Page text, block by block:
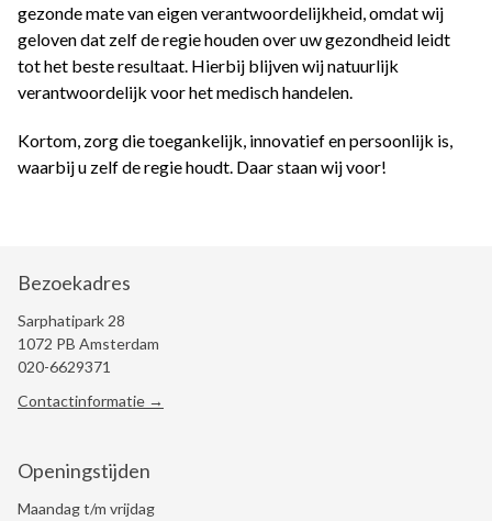
gezonde mate van eigen verantwoordelijkheid, omdat wij
geloven dat zelf de regie houden over uw gezondheid leidt
tot het beste resultaat. Hierbij blijven wij natuurlijk
verantwoordelijk voor het medisch handelen.
Kortom, zorg die toegankelijk, innovatief en persoonlijk is,
waarbij u zelf de regie houdt. Daar staan wij voor!
Bezoekadres
Sarphatipark 28
1072 PB Amsterdam
020-6629371
Contactinformatie →
Openingstijden
Maandag t/m vrijdag